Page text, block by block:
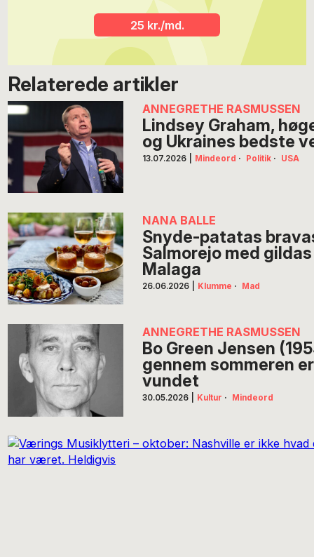
25 kr./md.
Relaterede artikler
ANNEGRETHE RASMUSSEN
Lindsey Graham,
og Ukraines bedste
13.07.2026 Mindeord · Politik · USA
NANA BALLE
Snyde-patatas
Salmorejo med
Malaga
26.06.2026 Klumme · Mad
ANNEGRETHE RASMUSSEN
Bo Green Jensen
gennem sommeren
vundet
30.05.2026 Kultur · Mindeord